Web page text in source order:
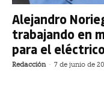
Alejandro
trabajando en
para el
Redacción - 7 de junio de